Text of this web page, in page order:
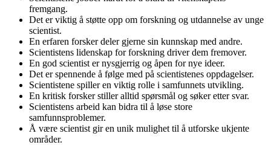
fremgang.
Det er viktig å støtte opp om forskning og utdannelse av unge
scientist.
En erfaren forsker deler gjerne sin kunnskap med andre.
Scientistens lidenskap for forskning driver dem fremover.
En god scientist er nysgjerrig og åpen for nye ideer.
Det er spennende å følge med på scientistenes oppdagelser.
Scientistene spiller en viktig rolle i samfunnets utvikling.
En kritisk forsker stiller alltid spørsmål og søker etter svar.
Scientistens arbeid kan bidra til å løse store
samfunnsproblemer.
Å være scientist gir en unik mulighet til å utforske ukjente
områder.